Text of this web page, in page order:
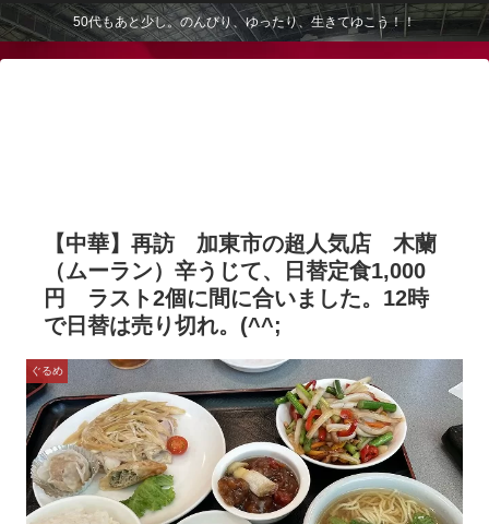
50代もあと少し。のんびり、ゆったり、生きてゆこう！！
【中華】再訪 加東市の超人気店 木蘭
（ムーラン）辛うじて、日替定食1,000
円 ラスト2個に間に合いました。12時
で日替は売り切れ。(^^;
ぐるめ